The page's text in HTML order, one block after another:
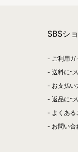
SBSシ
ご利用ガ
送料につ
お支払い
返品につ
よくある
お問い合